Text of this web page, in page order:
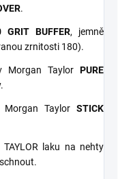
.
GRIT BUFFER, jemně
zrnitosti 180).
Morgan Taylor PURE
Taylor STICK
laku na nehty